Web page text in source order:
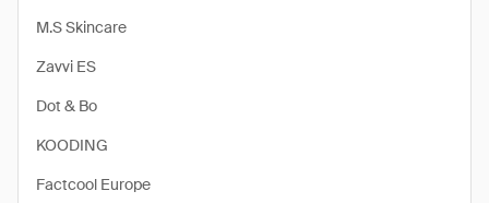
M.S Skincare
Zavvi ES
Dot & Bo
KOODING
Factcool Europe